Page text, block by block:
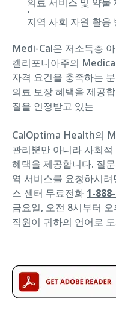
의료 서비스 및 약물
지역 사회 자원 활용
Medi-Cal은 저소득층
캘리포니아주의
자격 요건을 충족하는
의료 보장 혜택을 제공
질을 인정받고 있는
CalOptima Health의
관리뿐만 아니라 사회
혜택을 제공합니다. 질
역 서비스를 요청하시
스 센터 무료전화 1-
금요일, 오전 8시부터
직원이 귀하의 언어로